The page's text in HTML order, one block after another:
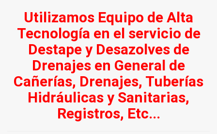
Utilizamos Equipo de Alta
Tecnología en el servicio de
Destape y Desazolves de
Drenajes en General de
Cañerías, Drenajes, Tuberías
Hidráulicas y Sanitarias,
Registros, Etc...